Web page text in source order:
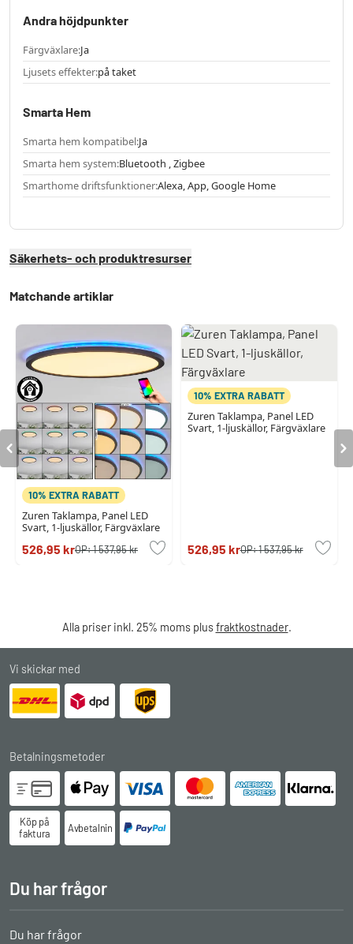
Andra höjdpunkter
Färgväxlare:Ja
Ljusets effekter:på taket
Smarta Hem
Smarta hem kompatibel:Ja
Smarta hem system:Bluetooth , Zigbee
Smarthome driftsfunktioner:Alexa, App, Google Home
Säkerhets- och produktresurser
Matchande artiklar
10% EXTRA RABATT
Zuren Taklampa, Panel LED
Svart, 1-ljuskällor, Färgväxlare
526,95 krOP:1 537,95 kr
10% EXTRA RABATT
Zuren Taklampa, Panel LED
Svart, 1-ljuskällor, Färgväxlare
526,95 krOP:1 537,95 kr
Alla priser inkl. 25% moms plusfraktkostnader.
Vi skickar med
Betalningsmetoder
Köp på
faktura
Avbetalningsköp
Du har frågor
Du har frågor